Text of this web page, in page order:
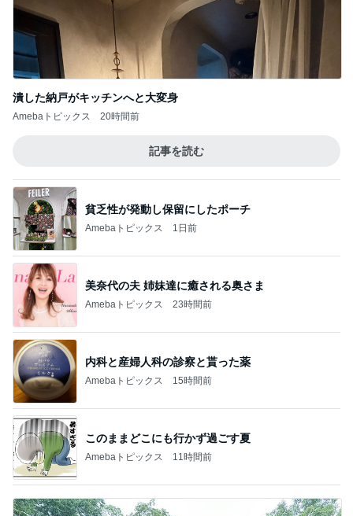
潰した納戸がキッチンへと大変身
Amebaトピックス 20時間前
記事を読む
貧乏性が発動し保留にしたポーチ
Amebaトピックス 1日前
美奈代の夫 姉妹達に癒される奥さま
Amebaトピックス 23時間前
内科と産婦人科の診察と貰った薬
Amebaトピックス 15時間前
このままどこにも行かず過ごす夏
Amebaトピックス 11時間前